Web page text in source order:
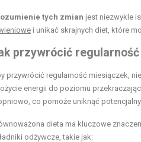
tych zmian jest niezwykle
i unikać skrajnych diet, które
przywrócić
przywrócić regularność miesiączek,
energii do poziomu
co pomoże uniknąć
dieta ma kluczowe
odżywcze, takie jak: